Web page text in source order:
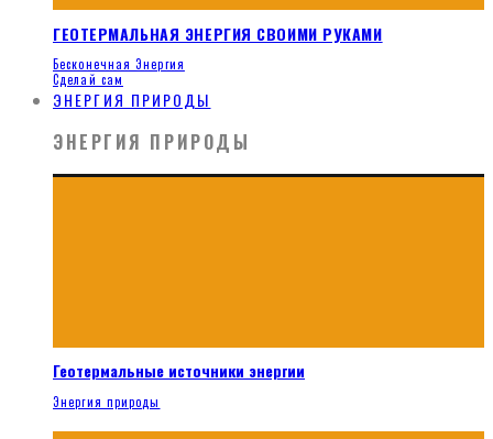
ГЕОТЕРМАЛЬНАЯ ЭНЕРГИЯ СВОИМИ РУКАМИ
Бесконечная Энергия
Сделай сам
ЭНЕРГИЯ ПРИРОДЫ
ЭНЕРГИЯ ПРИРОДЫ
Геотермальные источники энергии
Энергия природы